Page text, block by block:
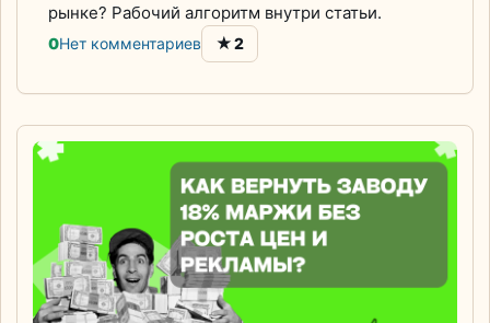
рынке? Рабочий алгоритм внутри статьи.
0Нет комментариев ★2